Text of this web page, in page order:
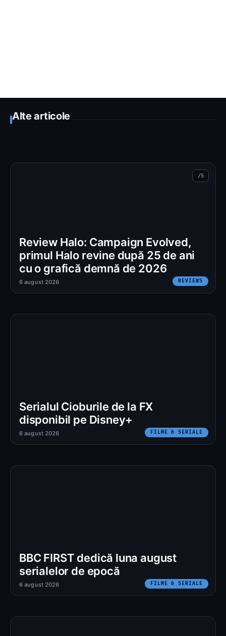
Alte articole
Review Halo: Campaign Evolved,
primul Halo revine după 25 de ani
cu o grafică demnă de 2026
REVIEWS
6 august 2026
Serialul Cioburile de la FX
disponibil pe Disney+
FILME & SERIALE
6 august 2026
BBC FIRST dedică luna august
serialelor de epocă
FILME & SERIALE
6 august 2026